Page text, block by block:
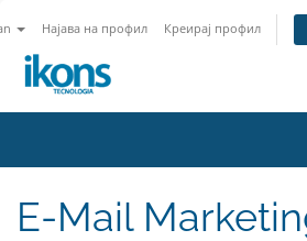
Најава на профил Креирај профил
E-Mail